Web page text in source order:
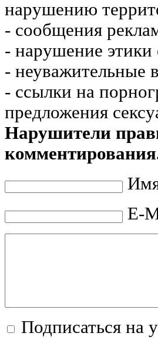
нарушению
- сообщения
- нарушение этики
- неуважительные
- ссылки на
предложения
Нарушители
E-
Подписаться на